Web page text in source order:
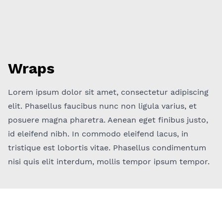
Wraps
Lorem ipsum dolor sit amet, consectetur adipiscing
elit. Phasellus faucibus nunc non ligula varius, et
posuere magna pharetra. Aenean eget finibus justo,
id eleifend nibh. In commodo eleifend lacus, in
tristique est lobortis vitae. Phasellus condimentum
nisi quis elit interdum, mollis tempor ipsum tempor.